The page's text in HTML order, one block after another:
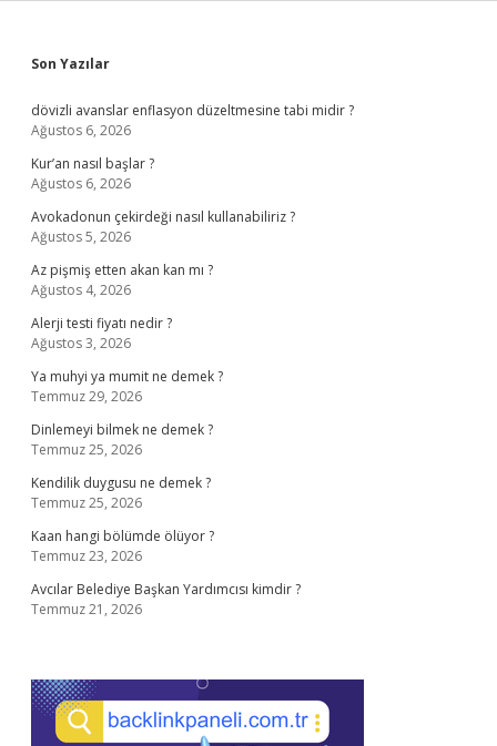
Sidebar
Son Yazılar
dövizli avanslar enflasyon düzeltmesine tabi midir ?
Ağustos 6, 2026
Kur’an nasıl başlar ?
Ağustos 6, 2026
Avokadonun çekirdeği nasıl kullanabiliriz ?
Ağustos 5, 2026
Az pişmiş etten akan kan mı ?
Ağustos 4, 2026
Alerji testi fiyatı nedir ?
Ağustos 3, 2026
Ya muhyi ya mumit ne demek ?
Temmuz 29, 2026
Dinlemeyi bilmek ne demek ?
Temmuz 25, 2026
Kendilik duygusu ne demek ?
Temmuz 25, 2026
Kaan hangi bölümde ölüyor ?
Temmuz 23, 2026
Avcılar Belediye Başkan Yardımcısı kimdir ?
Temmuz 21, 2026